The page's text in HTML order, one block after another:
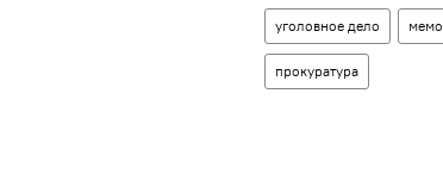
уголовное дело
прокуратура